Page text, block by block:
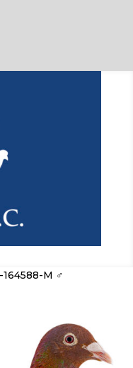
164588-M ♂